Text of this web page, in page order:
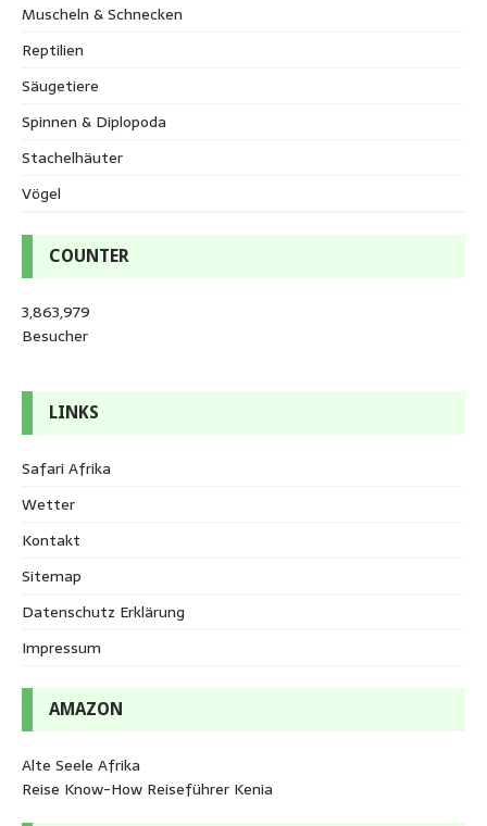
Muscheln & Schnecken
Reptilien
Säugetiere
Spinnen & Diplopoda
Stachelhäuter
Vögel
COUNTER
3,863,979
Besucher
LINKS
Safari Afrika
Wetter
Kontakt
Sitemap
Datenschutz Erklärung
Impressum
AMAZON
Alte Seele Afrika
Reise Know-How Reiseführer Kenia